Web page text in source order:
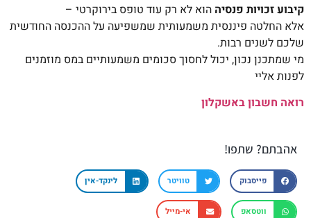
קיבוע זכויות פנסיה הוא לא רק עוד טופס בירוקרטי –
אלא החלטה פיננסית משמעותית שמשפיעה על ההכנסה החודשית
שלכם לשנים רבות.
מי שמתכנן נכון, יכול לחסוך סכומים משמעותיים במס מוזמנים
לפנות אליי
רואה חשבון באשקלון
אהבתם? שתפו!
פייסבוק טוויטר לינקד-אין
ווטסאפ אי-מייל